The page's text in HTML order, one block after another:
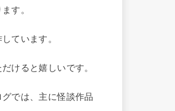
す。
ています。
けると嬉しいです。
では、主に怪談作品